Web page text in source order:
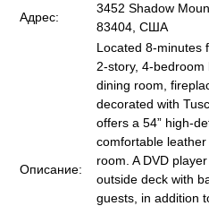
Адрес:
3452 Shadow
83404, США
Описание:
Located 8-minutes
2-story, 4-
dining room,
decorated with
offers a 54” high-
comfortable
room. A DVD
outside deck with
guests, in addition